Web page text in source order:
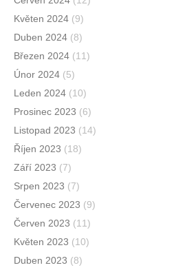
Květen 2024 (9)
Duben 2024 (8)
Březen 2024 (11)
Únor 2024 (5)
Leden 2024 (10)
Prosinec 2023 (6)
Listopad 2023 (14)
Říjen 2023 (18)
Září 2023 (7)
Srpen 2023 (7)
Červenec 2023 (9)
Červen 2023 (11)
Květen 2023 (10)
Duben 2023 (8)